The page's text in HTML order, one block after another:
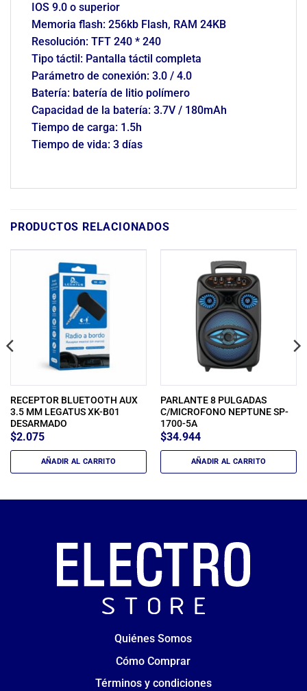
IOS 9.0 o superior
Memoria flash: 256kb Flash, RAM 24KB
Resolución: TFT 240 * 240
Tipo táctil: Pantalla táctil completa
Parámetro de conexión: 3.0 / 4.0
Batería: batería de litio polímero
Capacidad de la batería: 3.7V / 180mAh
Tiempo de carga: 1.5h
Tiempo de vida: 3 días
PRODUCTOS RELACIONADOS
RECEPTOR BLUETOOTH AUX
3.5 MM LEGATUS XK-B01
DESARMADO
$2.075
AÑADIR AL CARRITO
PARLANTE 8 PULGADAS
C/MICROFONO NEPTUNE SP-
1700-5A
$34.944
AÑADIR AL CARRITO
Quiénes Somos
Cómo Comprar
Términos y condiciones